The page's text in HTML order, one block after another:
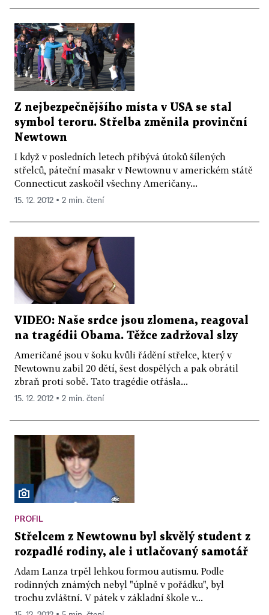
Z nejbezpečnějšího místa v USA se stal
symbol teroru. Střelba změnila provinční
Newtown
I když v posledních letech přibývá útoků šílených
střelců, páteční masakr v Newtownu v americkém státě
Connecticut zaskočil všechny Američany...
15. 12. 2012 ▪ 2 min. čtení
VIDEO: Naše srdce jsou zlomena, reagoval
na tragédii Obama. Těžce zadržoval slzy
Američané jsou v šoku kvůli řádění střelce, který v
Newtownu zabil 20 dětí, šest dospělých a pak obrátil
zbraň proti sobě. Tato tragédie otřásla...
15. 12. 2012 ▪ 2 min. čtení
PROFIL
Střelcem z Newtownu byl skvělý student z
rozpadlé rodiny, ale i utlačovaný samotář
Adam Lanza trpěl lehkou formou autismu. Podle
rodinných známých nebyl "úplně v pořádku", byl
trochu zvláštní. V pátek v základní škole v...